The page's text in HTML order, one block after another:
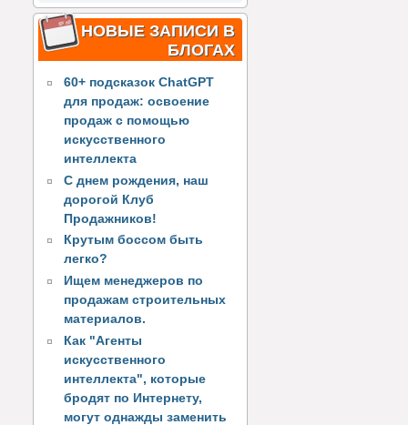
НОВЫЕ ЗАПИСИ В
БЛОГАХ
60+ подсказок ChatGPT
для продаж: освоение
продаж с помощью
искусственного
интеллекта
С днем рождения, наш
дорогой Клуб
Продажников!
Крутым боссом быть
легко?
Ищем менеджеров по
продажам строительных
материалов.
Как "Агенты
искусственного
интеллекта", которые
бродят по Интернету,
могут однажды заменить